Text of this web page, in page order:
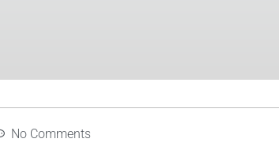
No Comments